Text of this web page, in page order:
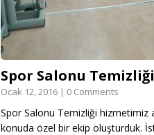
Spor Salonu Temizliği
Ocak 12, 2016 | 0 Comments
Spor Salonu Temizliği hizmetimiz
konuda özel bir ekip oluşturduk.